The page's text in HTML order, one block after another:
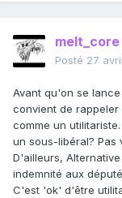
melt_core
Posté 27
Avant qu'on se
convient de
comme un
un sous-libéral? Pas
D'ailleurs,
indemnité aux
C'est 'ok' d'être